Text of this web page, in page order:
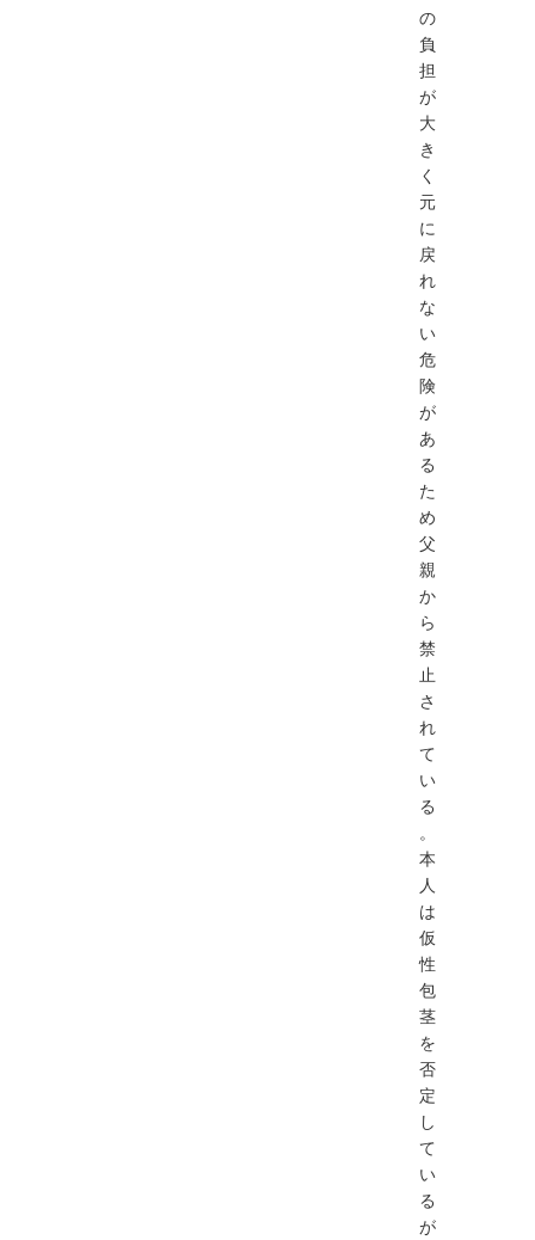
の
負
担
が
大
き
く
元
に
戻
れ
な
い
危
険
が
あ
る
た
め
父
親
か
ら
禁
止
さ
れ
て
い
る
。
本
人
は
仮
性
包
茎
を
否
定
し
て
い
る
が